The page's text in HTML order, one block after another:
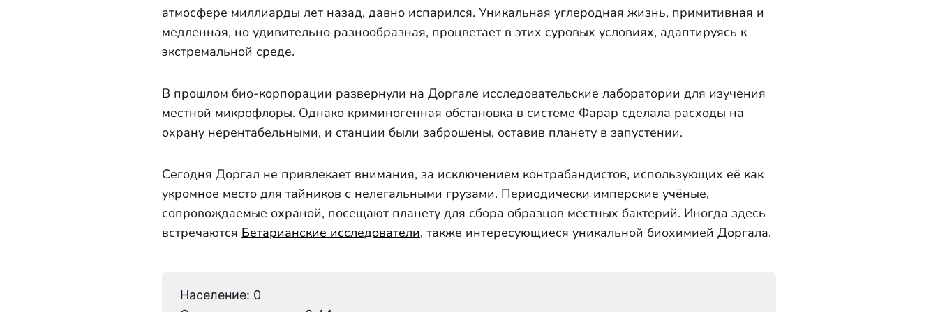
атмосфере миллиарды лет назад, давно испарился. Уникальная углеродная жизнь, примитивная и
медленная, но удивительно разнообразная, процветает в этих суровых условиях, адаптируясь к
экстремальной среде.
В прошлом био-корпорации развернули на Доргале исследовательские лаборатории для изучения
местной микрофлоры. Однако криминогенная обстановка в системе Фарар сделала расходы на
охрану нерентабельными, и станции были заброшены, оставив планету в запустении.
Сегодня Доргал не привлекает внимания, за исключением контрабандистов, использующих её как
укромное место для тайников с нелегальными грузами. Периодически имперские учёные,
сопровождаемые охраной, посещают планету для сбора образцов местных бактерий. Иногда здесь
встречаются Бетарианские исследователи, также интересующиеся уникальной биохимией Доргала.
Население: 0